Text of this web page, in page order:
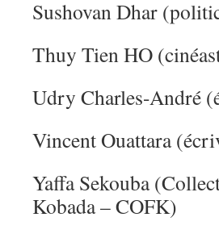
Sushovan Dhar
Thuy Tien HO
Udry Charles-André
Vincent Ouattara
Yaffa Sekouba
Kobada – COFK)